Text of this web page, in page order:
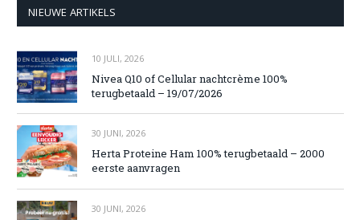
NIEUWE ARTIKELS
10 JULI, 2026
Nivea Q10 of Cellular nachtcrème 100%
terugbetaald – 19/07/2026
30 JUNI, 2026
Herta Proteine Ham 100% terugbetaald – 2000
eerste aanvragen
30 JUNI, 2026